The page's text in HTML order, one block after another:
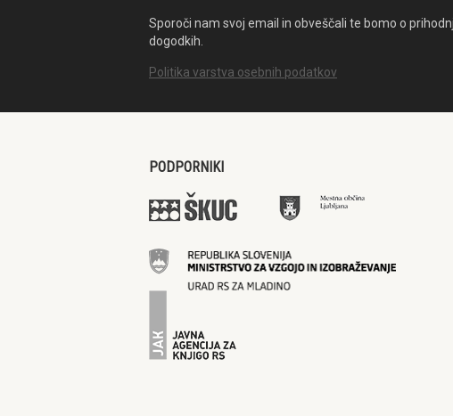
Sporoči nam svoj email in obveščali te bomo o
dogodkih.
Politika varstva osebnih podatkov
PODPORNIKI